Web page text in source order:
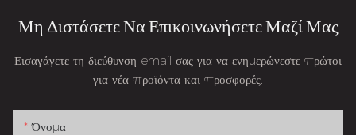
Μη Διστάσετε Να Επικοινωνήσετε Μαζί Μας
Εισαγάγετε τη διεύθυνση email σας για να ενημερώνεστε πρώτοι
για νέα προϊόντα και προσφορές.
Όνομα